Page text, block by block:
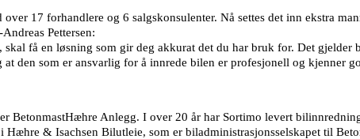
17 forhandlere og 6 salgskonsulenter. Nå settes det inn ekstra
Pettersen:
få en løsning som gir deg akkurat det du har bruk for. Det gjelder
den som er ansvarlig for å innrede bilen er profesjonell og kjenner
BetonmastHæhre Anlegg. I over 20 år har Sortimo levert
& Isachsen Bilutleie, som er biladministrasjonsselskapet til